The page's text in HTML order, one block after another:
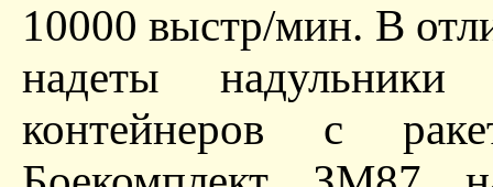
10000 выстр/мин. В
надеты
контейнеров с